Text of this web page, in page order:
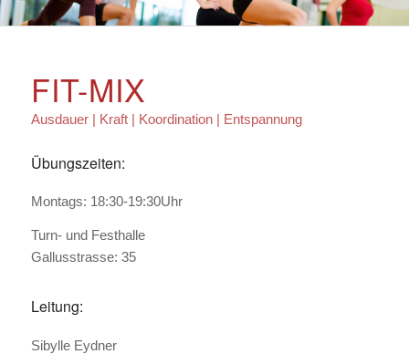
FIT-MIX
Ausdauer | Kraft | Koordination | Entspannung
Übungszeiten:
Montags: 18:30-19:30Uhr
Turn- und Festhalle
Gallusstrasse: 35
Leitung:
Sibylle Eydner